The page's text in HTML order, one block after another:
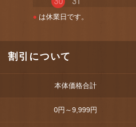
● は休業日です。
割引について
本体価格合計
0円～9,999円